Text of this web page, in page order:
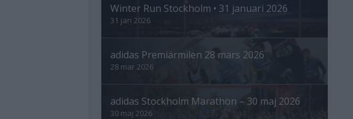
Winter Run Stockholm • 31 januari 2026
31 jan 2026
adidas Premiärmilen 28 mars 2026
28 mar 2026
adidas Stockholm Marathon – 30 maj 2026
30 maj 2026